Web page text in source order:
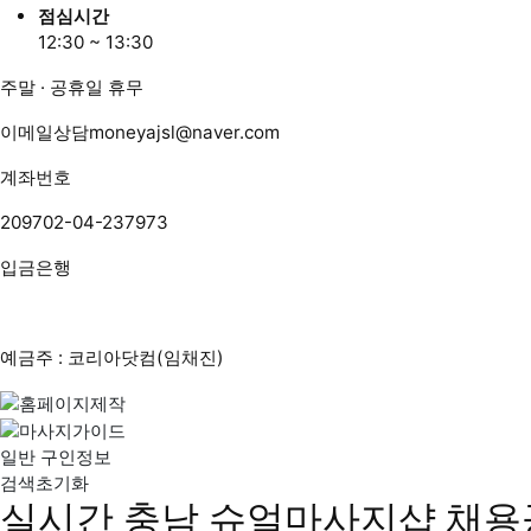
점심시간
12:30 ~ 13:30
주말 · 공휴일 휴무
이메일상담moneyajsl@naver.com
계좌번호
209702-04-237973
입금은행
예금주 : 코리아닷컴(임채진)
일반 구인정보
검색초기화
실시간 충남 슈얼마사지샵 채용